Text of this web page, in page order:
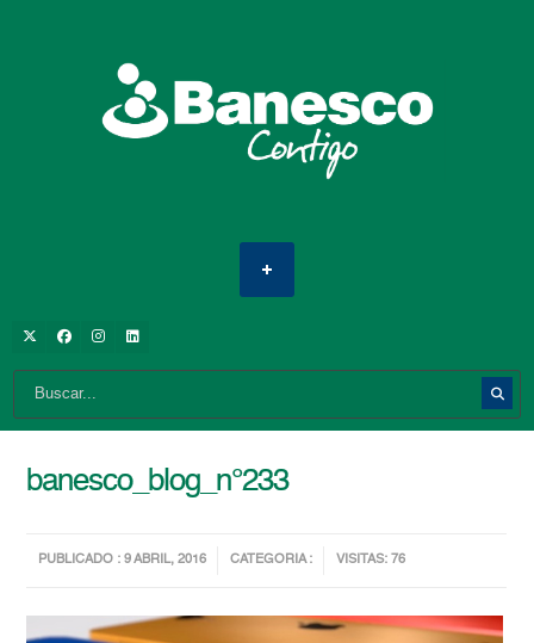
banesco_blog_n°233
PUBLICADO : 9 ABRIL, 2016 CATEGORIA : VISITAS: 76